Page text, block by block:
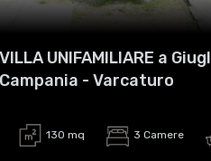
VILLA UNIFAMILIARE a
Campania - Varcaturo
130 mq 3 Camere